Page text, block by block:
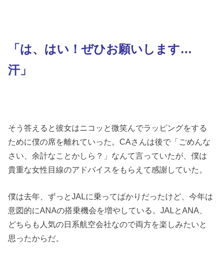
「は、はい！ぜひお願いします…
汗」
そう答えると彼女はニコッと微笑んでラッピングをする
ために僕の席を離れていった。CAさんは後で「ごめんな
さい、余計なことかしら？」なんて言っていたが、僕は
貴重な女性目線のアドバイスをもらえて感謝していた。
僕は去年、ずっとJALに乗ってばかりだったけど、今年は
意図的にANAの搭乗機会を増やしている。JALとANA、
どちらも人気の日系航空会社なので両方を楽しみたいと
思ったからだ。